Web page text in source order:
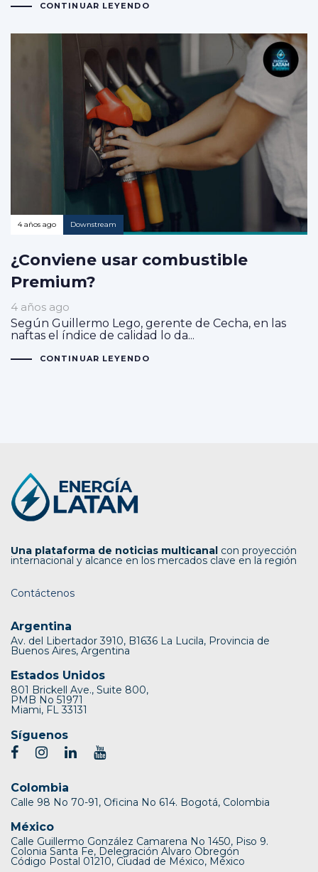
CONTINUAR LEYENDO
4 años ago Downstream
¿Conviene usar combustible
Premium?
4 años ago
Según Guillermo Lego, gerente de Cecha, en las
naftas el índice de calidad lo da...
CONTINUAR LEYENDO
Una plataforma de noticias multicanal con proyección
internacional y alcance en los mercados clave en la región
Contáctenos
Argentina
Av. del Libertador 3910, B1636 La Lucila, Provincia de
Buenos Aires, Argentina
Estados Unidos
801 Brickell Ave., Suite 800,
PMB No 51971
Miami, FL 33131
Síguenos
Colombia
Calle 98 No 70-91, Oficina No 614. Bogotá, Colombia
México
Calle Guillermo González Camarena No 1450, Piso 9.
Colonia Santa Fe, Delegración Alvaro Obregón
Código Postal 01210, Ciudad de México, México